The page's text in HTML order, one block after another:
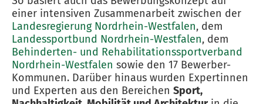
einer intensiven Zusammenarbeit zwischen der
Landesregierung Nordrhein-Westfalen, dem
Landessportbund Nordrhein-Westfalen, dem
Behinderten- und Rehabilitationssportverband
Nordrhein-Westfalen sowie den 17 Bewerber-
Kommunen. Darüber hinaus wurden Expertinnen
und Experten aus den Bereichen Sport,